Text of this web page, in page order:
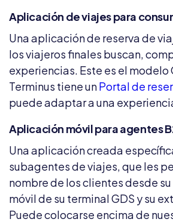
Aplicación de viajes para
Una aplicación de reserva de
los viajeros finales buscan,
experiencias. Este es el
Terminus tiene unPortal de
puede adaptar a una
Aplicación móvil para agentes
Una aplicación creada
subagentes de viajes, que les
nombre de los clientes desde
móvil de su terminal GDS y su
Puede colocarse encima de